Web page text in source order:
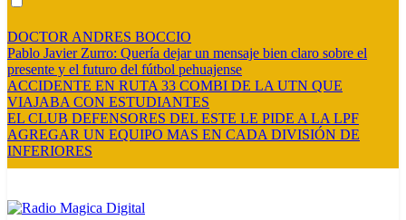
DOCTOR ANDRES BOCCIO
Pablo Javier Zurro: Quería dejar un mensaje bien claro sobre el
presente y el futuro del fútbol pehuajense
ACCIDENTE EN RUTA 33 COMBI DE LA UTN QUE
VIAJABA CON ESTUDIANTES
EL CLUB DEFENSORES DEL ESTE LE PIDE A LA LPF
AGREGAR UN EQUIPO MAS EN CADA DIVISIÓN DE
INFERIORES